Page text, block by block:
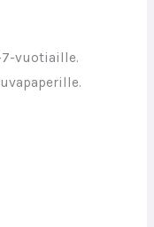
7-vuotiaille.